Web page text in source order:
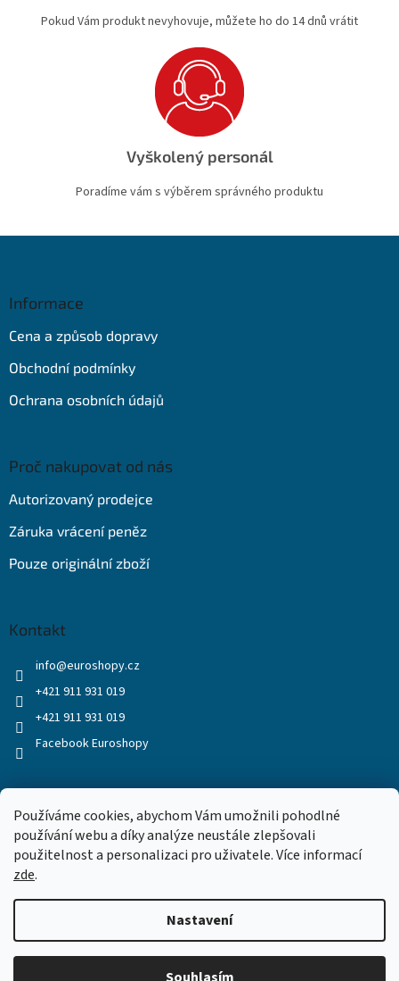
Používáme cookies, abychom Vám umožnili pohodlné
používání webu a díky analýze neustále zlepšovali
použitelnost a personalizaci pro uživatele. Více informací
zde.
Nastavení
Pokud Vám produkt nevyhovuje, můžete ho do 14 dnů vrátit
Vyškolený personál
Poradíme vám s výběrem správného produktu
Informace
Cena a způsob dopravy
Obchodní podmínky
Ochrana osobních údajů
Proč nakupovat od nás
Autorizovaný prodejce
Záruka vrácení peněz
Pouze originální zboží
Kontakt
info@euroshopy.cz
+421 911 931 019
+421 911 931 019
Facebook Euroshopy
Vytvořil Shoptet